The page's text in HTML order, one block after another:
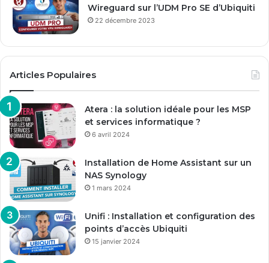
Wireguard sur l’UDM Pro SE d’Ubiquiti
22 décembre 2023
Articles Populaires
Atera : la solution idéale pour les MSP
et services informatique ?
6 avril 2024
Installation de Home Assistant sur un
NAS Synology
1 mars 2024
Unifi : Installation et configuration des
points d’accès Ubiquiti
15 janvier 2024